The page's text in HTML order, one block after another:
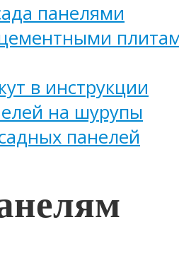
панелями
в инструкции
на шурупы
панелей